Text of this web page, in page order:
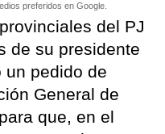
preferidos en Google.
del PJ
de su presidente
un pedido de
General de
que, en el